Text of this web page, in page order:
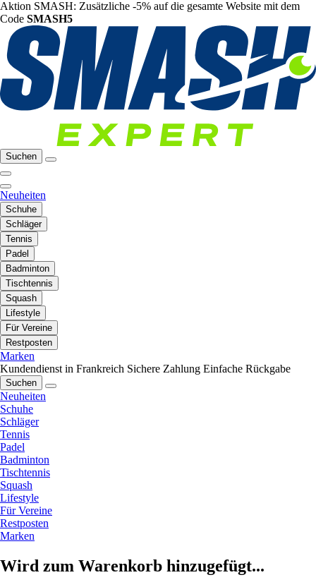
Aktion SMASH: Zusätzliche -5% auf die gesamte Website mit dem
Code SMASH5
Suchen
Neuheiten
Schuhe
Schläger
Tennis
Padel
Badminton
Tischtennis
Squash
Lifestyle
Für Vereine
Restposten
Marken
Kundendienst in Frankreich Sichere Zahlung Einfache Rückgabe
Suchen
Neuheiten
Schuhe
Schläger
Tennis
Padel
Badminton
Tischtennis
Squash
Lifestyle
Für Vereine
Restposten
Marken
Wird zum Warenkorb hinzugefügt...